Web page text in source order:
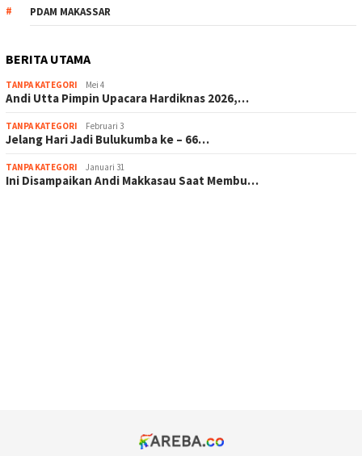
PDAM MAKASSAR
BERITA UTAMA
TANPA KATEGORI Mei 4
Andi Utta Pimpin Upacara Hardiknas 2026,…
TANPA KATEGORI Februari 3
Jelang Hari Jadi Bulukumba ke – 66…
TANPA KATEGORI Januari 31
Ini Disampaikan Andi Makkasau Saat Membu…